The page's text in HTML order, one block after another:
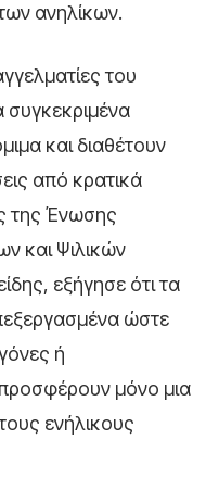
ανηλίκων.
του
συγκεκριμένα
και διαθέτουν
από κρατικά
της Ένωσης
και Ψιλικών
εξήγησε ότι τα
ώστε
ή
μόνο μια
ενήλικους